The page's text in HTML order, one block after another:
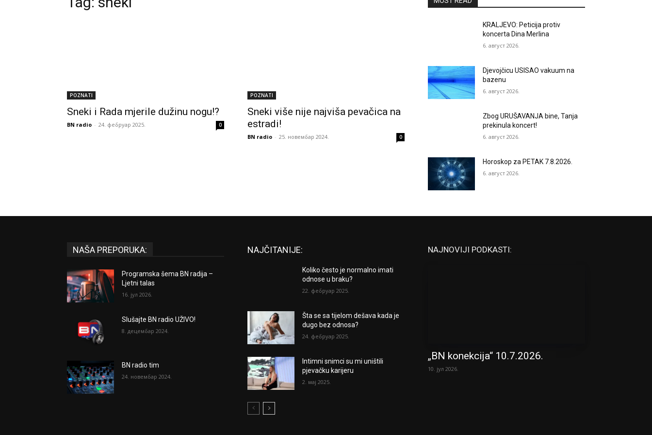
POZNATI
Sneki i Rada mjerile dužinu nogu!?
BN radio - 24. фебруар 2025. 0
POZNATI
Sneki više nije najviša pevačica na
estradi!
BN radio - 25. новембар 2024. 0
KRALJEVO: Peticija protiv
koncerta Dina Merlina
6. август 2026.
Djevojčicu USISAO vakuum na
bazenu
6. август 2026.
Zbog URUŠAVANJA bine, Tanja
prekinula koncert!
6. август 2026.
Horoskop za PETAK 7.8.2026.
6. август 2026.
NAŠA PREPORUKA:
Programska šema BN radija –
Ljetni talas
16. јул 2026.
Slušajte BN radio UŽIVO!
8. децембар 2024.
BN radio tim
24. новембар 2024.
NAJČITANIJE:
Koliko često je normalno imati
odnose u braku?
22. фебруар 2025.
Šta se sa tijelom dešava kada je
dugo bez odnosa?
24. фебруар 2025.
Intimni snimci su mi uništili
pjevačku karijeru
2. мај 2025.
NAJNOVIJI PODKASTI:
„BN konekcija“ 10.7.2026.
10. јул 2026.